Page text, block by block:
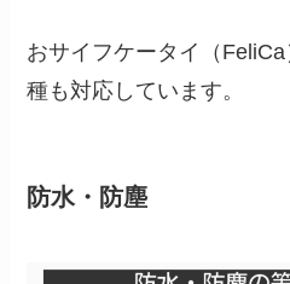
おサイフケータイ（
種も対応しています。
防水・防塵